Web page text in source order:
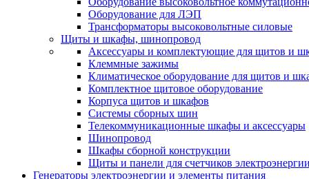
Оборудование для ЛЭП
Трансформаторы высоковольтные силовые
Щиты и шкафы, шинопровод
Аксессуары и комплектующие для щитов и
Клеммные зажимы
Климатическое оборудование для щитов и
Комплектное щитовое оборудование
Корпуса щитов и шкафов
Системы сборных шин
Телекоммуникационные шкафы и аксессуары
Шинопровод
Шкафы сборной конструкции
Щиты и панели для счетчиков электроэнергии
Генераторы электроэнергии и элементы питания